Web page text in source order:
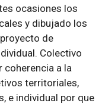
ocasiones los
y dibujado los
de
Colectivo
coherencia a la
territoriales,
e individual por que